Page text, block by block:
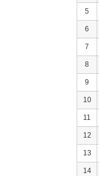
5
6
7
8
9
10
11
12
13
14